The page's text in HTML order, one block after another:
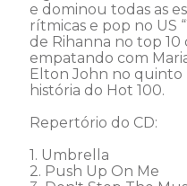
e dominou todas as
rítmicas e pop no US
de Rihanna no top
empatando com
Elton John no quinto
história do Hot 100.
Repertório do CD:
1. Umbrella
2. Push Up On Me